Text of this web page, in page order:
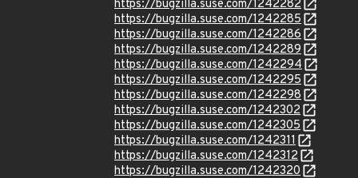
https://bugzilla.suse.com/1242282
https://bugzilla.suse.com/1242285
https://bugzilla.suse.com/1242286
https://bugzilla.suse.com/1242289
https://bugzilla.suse.com/1242294
https://bugzilla.suse.com/1242295
https://bugzilla.suse.com/1242298
https://bugzilla.suse.com/1242302
https://bugzilla.suse.com/1242305
https://bugzilla.suse.com/1242311
https://bugzilla.suse.com/1242312
https://bugzilla.suse.com/1242320